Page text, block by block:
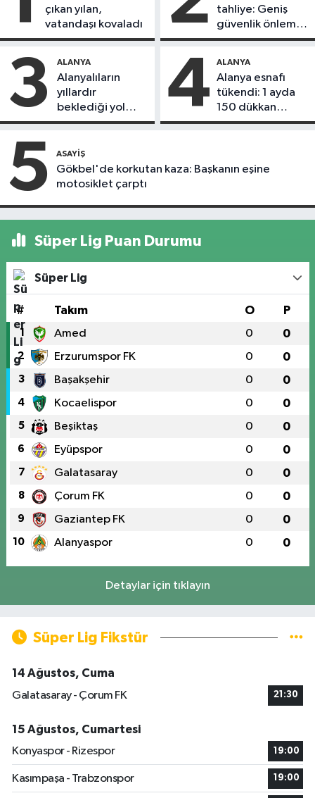
çıkan yılan,
vatandaşı kovaladı
tahliye: Geniş
güvenlik önlemi
alındı
3 ALANYA
Alanyalıların
yıllardır
beklediği yol
askıdan döndü
4 ALANYA
Alanya esnafı
tükendi: 1 ayda
150 dükkan
kapandı
5 ASAYIŞ
Gökbel'de korkutan kaza: Başkanın eşine
motosiklet çarptı
Süper Lig Puan Durumu
Süper Lig
# Takım O P
1 Amed 0 0
2 Erzurumspor FK 0 0
3 Başakşehir 0 0
4 Kocaelispor 0 0
5 Beşiktaş 0 0
6 Eyüpspor 0 0
7 Galatasaray 0 0
8 Çorum FK 0 0
9 Gaziantep FK 0 0
10 Alanyaspor 0 0
Detaylar için tıklayın
Süper Lig Fikstür
14 Ağustos, Cuma
Galatasaray - Çorum FK
21:30
15 Ağustos, Cumartesi
Konyaspor - Rizespor
19:00
Kasımpaşa - Trabzonspor 19:00